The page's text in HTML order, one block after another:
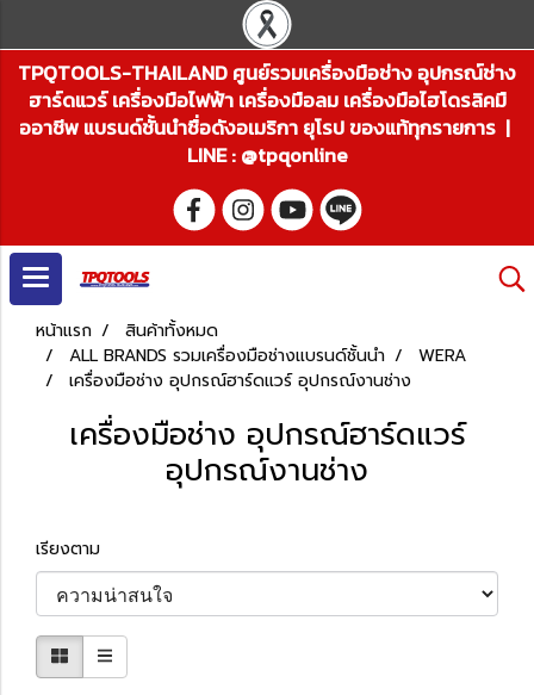
TPQTOOLS-THAILAND ศูนย์รวมเครื่องมือช่าง อุปกรณ์ช่าง
ฮาร์ดแวร์ เครื่องมือไฟฟ้า เครื่องมือลม เครื่องมือไฮโดรลิคมื
ออาชีพ แบรนด์ชั้นนำชื่อดังอเมริกา ยุโรป ของแท้ทุกรายการ |
LINE : @tpqonline
หน้าแรก
สินค้าทั้งหมด
ALL BRANDS รวมเครื่องมือช่างแบรนด์ชั้นนำ
WERA
เครื่องมือช่าง อุปกรณ์ฮาร์ดแวร์ อุปกรณ์งานช่าง
เครื่องมือช่าง อุปกรณ์ฮาร์ดแวร์
อุปกรณ์งานช่าง
เรียงตาม